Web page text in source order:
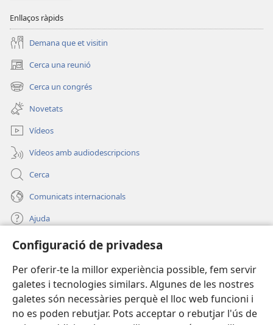
Configuració de privadesa
Per oferir-te la millor experiència possible, fem servir
galetes i tecnologies similars. Algunes de les nostres
galetes són necessàries perquè el lloc web funcioni i
no es poden rebutjar. Pots acceptar o rebutjar l'ús de
Enllaços ràpids
Demana que et visitin
Cerca una reunió
(obre
una
finestra
nova)
Cerca un congrés
(obre
una
finestra
nova)
Novetats
Vídeos
Vídeos amb audiodescripcions
Cerca
Comunicats internacionals
Ajuda
Donacions
una
nova)
BIBLIOTECA EN LÍNIA Watchtower™
(obre
una
finestraJW Hub
(obre